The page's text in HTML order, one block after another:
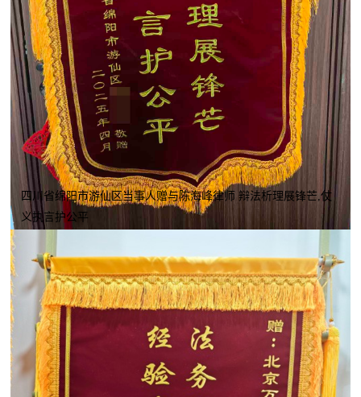
四川省绵阳市游仙区当事人赠与陈海峰律师 辩法析理展锋芒,仗
义执言护公平